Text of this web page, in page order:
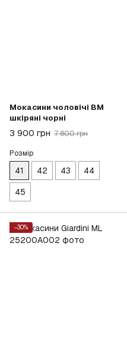
Мокасини чоловічі BM
шкіряні чорні
3 900 грн 7 800 грн
Розмір
41 42 43
44
45
−30%